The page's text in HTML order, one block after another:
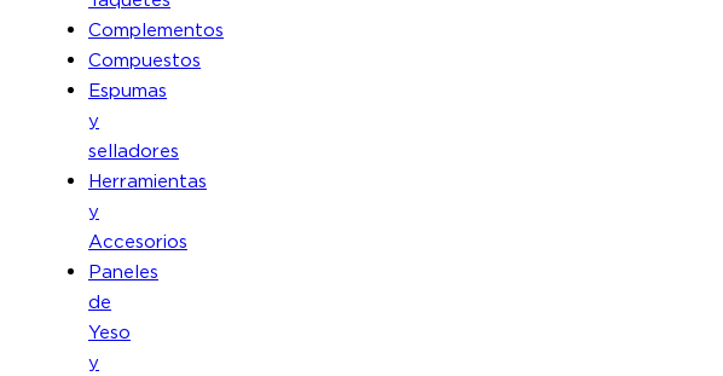
Complementos
Compuestos
Espumas
y
selladores
Herramientas
y
Accesorios
Paneles
de
Yeso
y